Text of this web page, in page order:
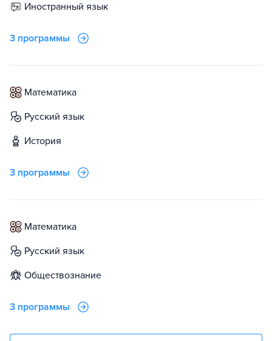
иностранный язык
3 программы
математика
русский язык
история
3 программы
математика
русский язык
обществознание
3 программы